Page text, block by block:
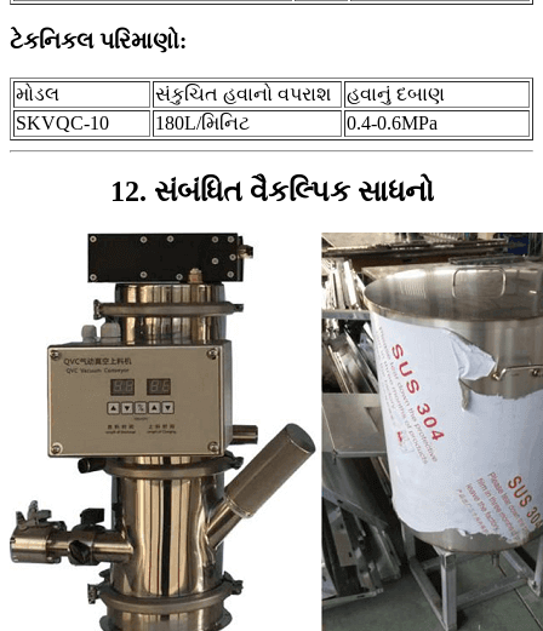
ટેકનિકલ પરિમાણો:
મોડલ સંકુચિત હવાનો વપરાશ
હવાનું દબાણ
SKVQC-10
180L/મિનિટ 0.4-0.6MPa
12. સંબંધિત વૈકલ્પિક સાધનો